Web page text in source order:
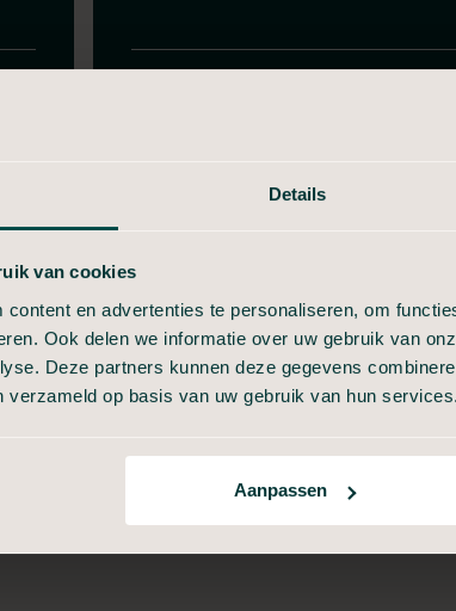
Details
van cookies
content en advertenties te personaliseren, om
Ook delen we informatie over uw gebruik van
Deze partners kunnen deze gegevens
verzameld op basis van uw gebruik van hun services.
Aanpassen
Informeel afscheid (30 min)
Incasseren van
verzekeringspolissen